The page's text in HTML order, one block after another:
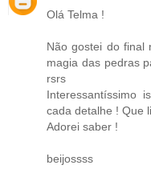
Olá Telma !
Não gostei do final
magia das pedras
rsrs
Interessantíssimo
cada detalhe ! Que
Adorei saber !
beijossss